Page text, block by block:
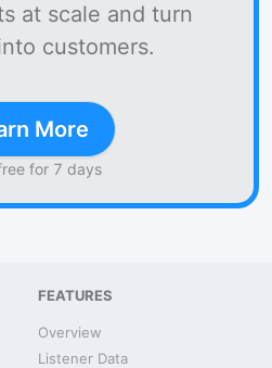
at scale and turn
customers.
More
for 7 days
FEATURES
Overview
Listener Data